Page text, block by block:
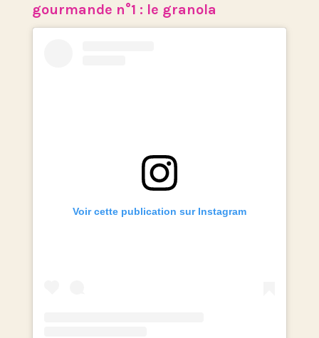
gourmande n°1 : le granola
Voir cette publication sur Instagram